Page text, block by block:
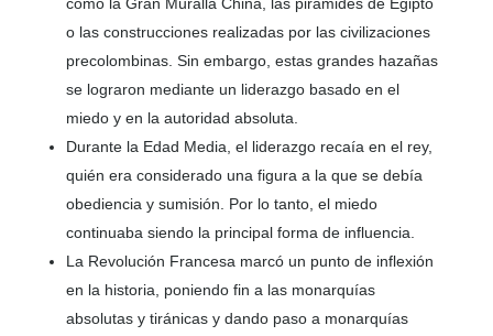
o las construcciones realizadas por las civilizaciones
precolombinas. Sin embargo, estas grandes hazañas
se lograron mediante un liderazgo basado en el
miedo y en la autoridad absoluta.
Durante la Edad Media, el liderazgo recaía en el rey,
quién era considerado una figura a la que se debía
obediencia y sumisión. Por lo tanto, el miedo
continuaba siendo la principal forma de influencia.
La Revolución Francesa marcó un punto de inflexión
en la historia, poniendo fin a las monarquías
absolutas y tiránicas y dando paso a monarquías